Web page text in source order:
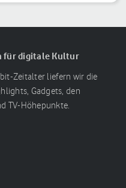
für digitale Kultur
Zeitalter liefern wir die
Gadgets, den
TV-Höhepunkte.